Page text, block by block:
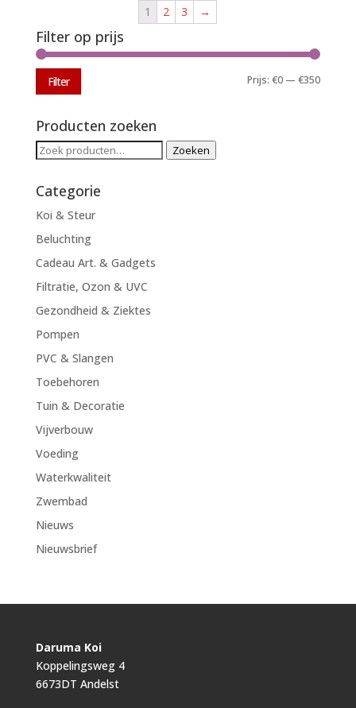
1 2 3 →
Filter op prijs
Min.
Max.
Filter Prijs:€0 —€350
Producten zoeken
Zoeken
Zoeken
Categorie
Koi & Steur
Beluchting
Cadeau Art. & Gadgets
Filtratie, Ozon & UVC
Gezondheid & Ziektes
Pompen
PVC & Slangen
Toebehoren
Tuin & Decoratie
Vijverbouw
Voeding
Waterkwaliteit
Zwembad
Nieuws
Nieuwsbrief
Daruma Koi
Koppelingsweg 4
6673DT Andelst